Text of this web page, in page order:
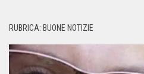
RUBRICA: BUONE NOTIZIE